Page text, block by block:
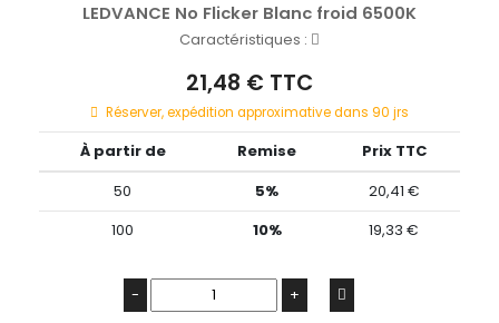
LEDVANCE No Flicker Blanc froid 6500K
Caractéristiques :
21,48 € TTC
Réserver, expédition approximative dans 90 jrs
À partir de Remise
Prix TTC
50
5%
20,41 €
100
10% 19,33 €
- +